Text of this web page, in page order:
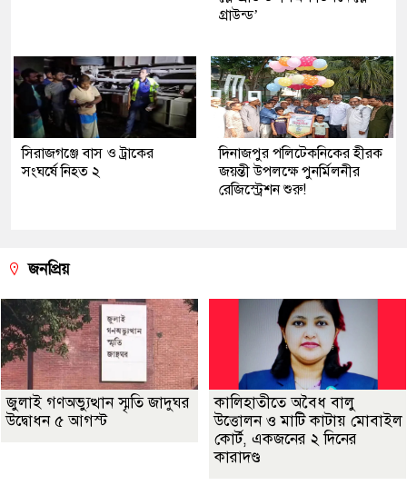
গ্রাউন্ড’
সিরাজগঞ্জে বাস ও ট্রাকের
সংঘর্ষে নিহত ২
দিনাজপুর পলিটেকনিকের হীরক
জয়ন্তী উপলক্ষে পুনর্মিলনীর
রেজিস্ট্রেশন শুরু!
জনপ্রিয়
জুলাই গণঅভ্যুত্থান স্মৃতি জাদুঘর
উদ্বোধন ৫ আগস্ট
কালিহাতীতে অবৈধ বালু
উত্তোলন ও মাটি কাটায় মোবাইল
কোর্ট, একজনের ২ দিনের
কারাদণ্ড